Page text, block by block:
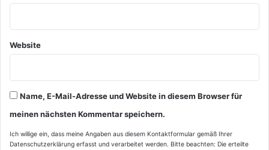
Website
Name, E-Mail-Adresse und Website in diesem Browser für
meinen nächsten Kommentar speichern.
Ich willige ein, dass meine Angaben aus diesem Kontaktformular gemäß Ihrer
Datenschutzerklärung erfasst und verarbeitet werden. Bitte beachten: Die erteilte